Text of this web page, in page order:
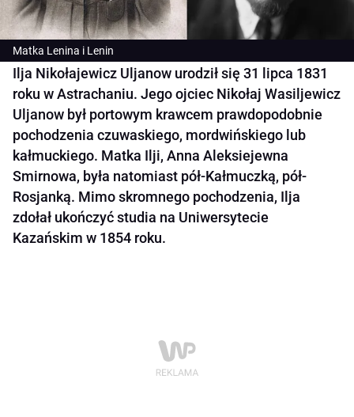
Matka Lenina i Lenin
Ilja Nikołajewicz Uljanow urodził się 31 lipca 1831
roku w Astrachaniu. Jego ojciec Nikołaj Wasiljewicz
Uljanow był portowym krawcem prawdopodobnie
pochodzenia czuwaskiego, mordwińskiego lub
kałmuckiego. Matka Ilji, Anna Aleksiejewna
Smirnowa, była natomiast pół-Kałmuczką, pół-
Rosjanką. Mimo skromnego pochodzenia, Ilja
zdołał ukończyć studia na Uniwersytecie
Kazańskim w 1854 roku.